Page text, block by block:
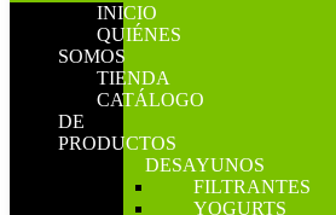
INICIO
QUIÉNES
SOMOS
TIENDA
CATÁLOGO
DE
PRODUCTOS
DESAYUNOS
FILTRANTES
YOGURTS